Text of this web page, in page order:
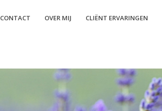
CONTACT OVER MIJ CLIËNT ERVARINGEN